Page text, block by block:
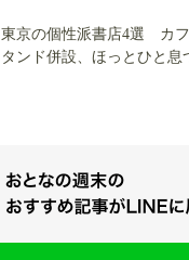
東京の個性派書店4選 カ
タンド併設、ほっとひと息